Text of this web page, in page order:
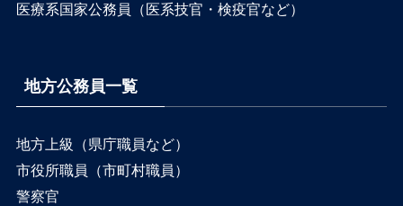
医療系国家公務員（医系技官・検疫官など）
地方公務員一覧
地方上級（県庁職員など）
市役所職員（市町村職員）
警察官